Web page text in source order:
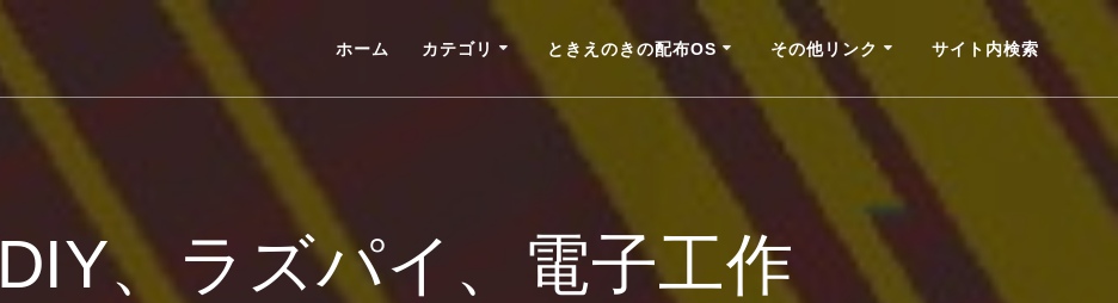
ホーム カテゴリ ときえのきの配布OS その他リンク サイト内検索
DIY、ラズパイ、電子工作